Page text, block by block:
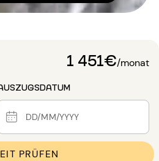
1 451€/monat
PRÜFEN